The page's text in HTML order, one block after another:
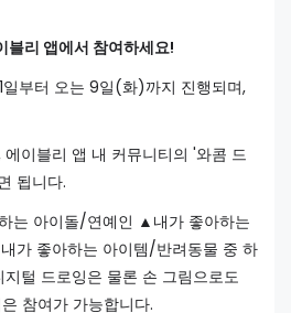
블리 앱에서 참여하세요!
부터 오는 9일(화)까지 진행되며,
이블리 앱 내 커뮤니티의 '와콤 드
됩니다.
는 아이돌/연예인 ▲내가 좋아하는
가 좋아하는 아이템/반려동물 중 하
털 드로잉은 물론 손 그림으로도
참여가 가능합니다.